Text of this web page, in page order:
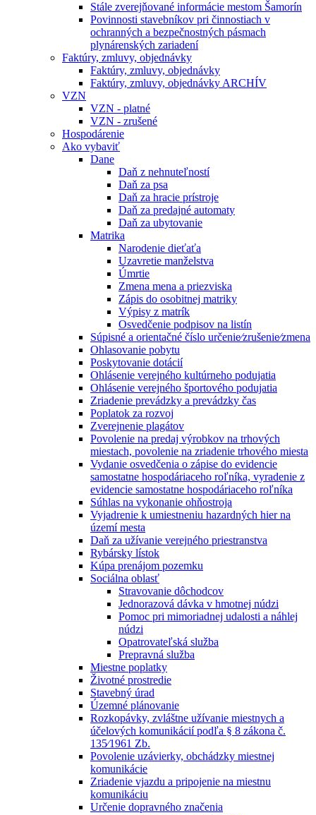
Stále zverejňované informácie mestom Šamorín
Povinnosti stavebníkov pri činnostiach v
ochranných a bezpečnostných pásmach
plynárenských zariadení
Faktúry, zmluvy, objednávky
Faktúry, zmluvy, objednávky
Faktúry, zmluvy, objednávky ARCHÍV
VZN
VZN - platné
VZN - zrušené
Hospodárenie
Ako vybaviť
Dane
Daň z nehnuteľností
Daň za psa
Daň za hracie prístroje
Daň za predajné automaty
Daň za ubytovanie
Matrika
Narodenie dieťaťa
Uzavretie manželstva
Úmrtie
Zmena mena a priezviska
Zápis do osobitnej matriky
Výpisy z matrík
Osvedčenie podpisov na listín
Súpisné a orientačné číslo určenie⁄zrušenie⁄zmena
Ohlasovanie pobytu
Poskytovanie dotácií
Ohlásenie verejného kultúrneho podujatia
Ohlásenie verejného športového podujatia
Zriadenie prevádzky a prevádzky čas
Poplatok za rozvoj
Zverejnenie plagátov
Povolenie na predaj výrobkov na trhových
miestach, povolenie na zriadenie trhového miesta
Vydanie osvedčenia o zápise do evidencie
samostatne hospodáriaceho roľníka, vyradenie z
evidencie samostatne hospodáriaceho roľníka
Súhlas na vykonanie ohňostroja
Vyjadrenie k umiestneniu hazardných hier na
území mesta
Daň za užívanie verejného priestranstva
Rybársky lístok
Kúpa prenájom pozemku
Sociálna oblasť
Stravovanie dôchodcov
Jednorazová dávka v hmotnej núdzi
Pomoc pri mimoriadnej udalosti a náhlej
núdzi
Opatrovateľská služba
Prepravná služba
Miestne poplatky
Životné prostredie
Stavebný úrad
Územné plánovanie
Rozkopávky, zvláštne užívanie miestnych a
účelových komunikácií podľa § 8 zákona č.
135⁄1961 Zb.
Povolenie uzávierky, obchádzky miestnej
komunikácie
Zriadenie vjazdu a pripojenie na miestnu
komunikáciu
Určenie dopravného značenia